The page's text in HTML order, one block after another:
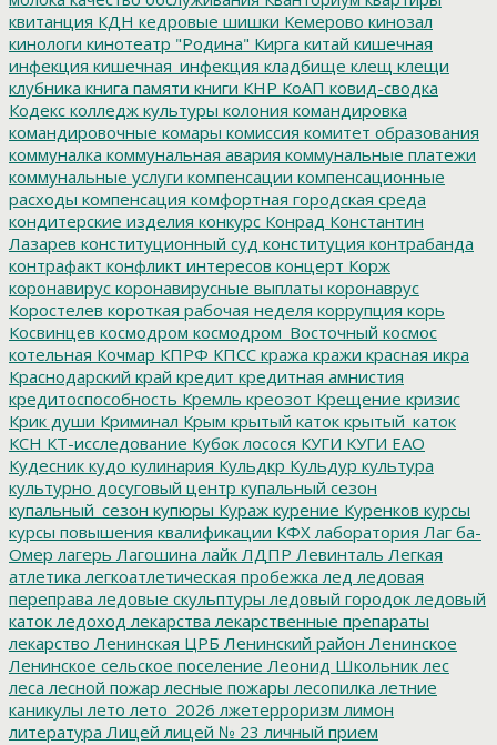
квитанция КДН кедровые шишки Кемерово кинозал
кинологи кинотеатр "Родина" Кирга китай кишечная
инфекция кишечная_инфекция кладбище клещ клещи
клубника книга памяти книги КНР КоАП ковид-сводка
Кодекс колледж культуры колония командировка
командировочные комары комиссия комитет образования
коммуналка коммунальная авария коммунальные платежи
коммунальные услуги компенсации компенсационные
расходы компенсация комфортная городская среда
кондитерские изделия конкурс Конрад Константин
Лазарев конституционный суд конституция контрабанда
контрафакт конфликт интересов концерт Корж
коронавирус коронавирусные выплаты коронаврус
Коростелев короткая рабочая неделя коррупция корь
Косвинцев космодром космодром_Восточный космос
котельная Кочмар КПРФ КПСС кража кражи красная икра
Краснодарский край кредит кредитная амнистия
кредитоспособность Кремль креозот Крещение кризис
Крик души Криминал Крым крытый каток крытый_каток
КСН КТ-исследование Кубок лосося КУГИ КУГИ ЕАО
Кудесник кудо кулинария Кульдкр Кульдур культура
культурно досуговый центр купальный сезон
купальный_сезон купюры Кураж курение Куренков курсы
курсы повышения квалификации КФХ лаборатория Лаг ба-
Омер лагерь Лагошина лайк ЛДПР Левинталь Легкая
атлетика легкоатлетическая пробежка лед ледовая
переправа ледовые скульптуры ледовый городок ледовый
каток ледоход лекарства лекарственные препараты
лекарство Ленинская ЦРБ Ленинский район Ленинское
Ленинское сельское поселение Леонид Школьник лес
леса лесной пожар лесные пожары лесопилка летние
каникулы лето лето_2026 лжетерроризм лимон
литература Лицей лицей № 23 личный прием